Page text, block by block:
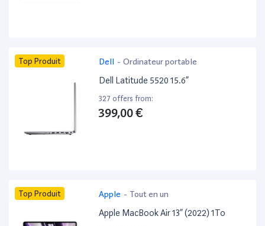
Top Produit Dell - Ordinateur portable
Dell Latitude 5520 15.6”
327 offers from:
399,00 €
Top Produit Apple - Tout en un
Apple MacBook Air 13” (2022) 1To